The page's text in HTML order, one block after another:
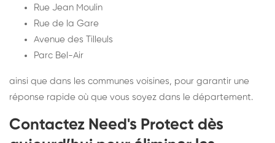
Rue Jean Moulin
Rue de la Gare
Avenue des Tilleuls
Parc Bel-Air
ainsi que dans les communes voisines, pour garantir une
réponse rapide où que vous soyez dans le département.
Contactez Need's Protect dès